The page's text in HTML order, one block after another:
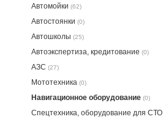
Автомойки (62)
Автостоянки (0)
Автошколы (25)
Автоэкспертиза, крeдитование (0)
АЗС (27)
Мототехника (0)
Навигационное оборудование (0)
Спецтехника, оборудование для СТО